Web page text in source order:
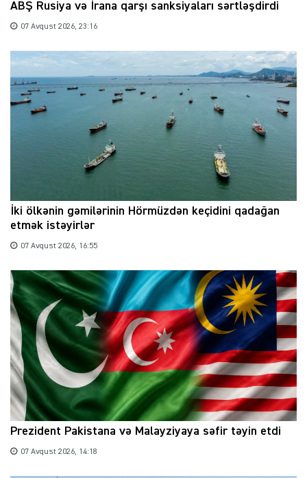
ABŞ Rusiya və İrana qarşı sanksiyaları sərtləşdirdi
07 Avqust 2026, 23:16
İki ölkənin gəmilərinin Hörmüzdən keçidini qadağan
etmək istəyirlər
07 Avqust 2026, 16:55
Prezident Pakistana və Malayziyaya səfir təyin etdi
07 Avqust 2026, 14:18